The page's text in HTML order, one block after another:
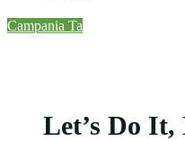
Campania Ta
Let’s Do